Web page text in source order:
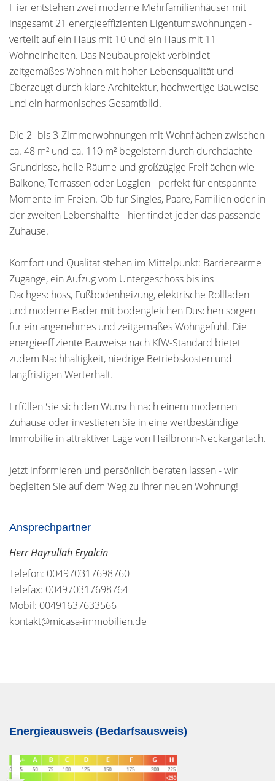
Hier entstehen zwei moderne Mehrfamilienhäuser mit
insgesamt 21 energieeffizienten Eigentumswohnungen -
verteilt auf ein Haus mit 10 und ein Haus mit 11
Wohneinheiten. Das Neubauprojekt verbindet
zeitgemäßes Wohnen mit hoher Lebensqualität und
überzeugt durch klare Architektur, hochwertige Bauweise
und ein harmonisches Gesamtbild.
Die 2- bis 3-Zimmerwohnungen mit Wohnflächen zwischen
ca. 48 m² und ca. 110 m² begeistern durch durchdachte
Grundrisse, helle Räume und großzügige Freiflächen wie
Balkone, Terrassen oder Loggien - perfekt für entspannte
Momente im Freien. Ob für Singles, Paare, Familien oder in
der zweiten Lebenshälfte - hier findet jeder das passende
Zuhause.
Komfort und Qualität stehen im Mittelpunkt: Barrierearme
Zugänge, ein Aufzug vom Untergeschoss bis ins
Dachgeschoss, Fußbodenheizung, elektrische Rollläden
und moderne Bäder mit bodengleichen Duschen sorgen
für ein angenehmes und zeitgemäßes Wohngefühl. Die
energieeffiziente Bauweise nach KfW-Standard bietet
zudem Nachhaltigkeit, niedrige Betriebskosten und
langfristigen Werterhalt.
Erfüllen Sie sich den Wunsch nach einem modernen
Zuhause oder investieren Sie in eine wertbeständige
Immobilie in attraktiver Lage von Heilbronn-Neckargartach.
Jetzt informieren und persönlich beraten lassen - wir
begleiten Sie auf dem Weg zu Ihrer neuen Wohnung!
Ansprechpartner
Herr Hayrullah Eryalcin
Telefon: 004970317698760
Telefax: 004970317698764
Mobil: 00491637633566
kontakt@micasa-immobilien.de
Energieausweis (Bedarfsausweis)